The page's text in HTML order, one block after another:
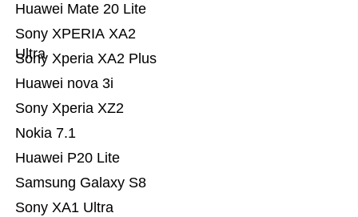
Sony XA1 Ultra
Samsung Galaxy S8
Huawei P20 Lite
Nokia 7.1
Sony Xperia XZ2
Huawei nova 3i
Sony Xperia XA2 Plus
Sony XPERIA XA2
Ultra
Huawei Mate 20 Lite